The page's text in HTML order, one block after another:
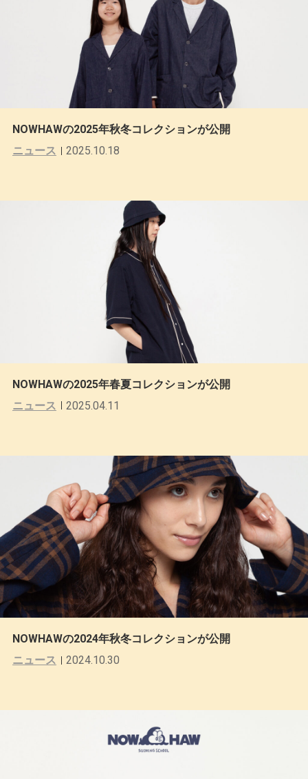
NOWHAWの2025年秋冬コレクションが公開
ニュース
2025.10.18
NOWHAWの2025年春夏コレクションが公開
ニュース
2025.04.11
NOWHAWの2024年秋冬コレクションが公開
ニュース
2024.10.30